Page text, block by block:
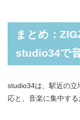
まとめ：
studio34で
studio34は、駅近の立
応と、音楽に集中す